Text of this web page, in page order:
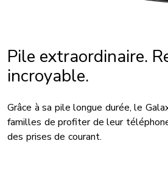
Pile extraordinaire.
incroyable.
Grâce à sa pile longue durée, le
familles de profiter de leur
des prises de courant.